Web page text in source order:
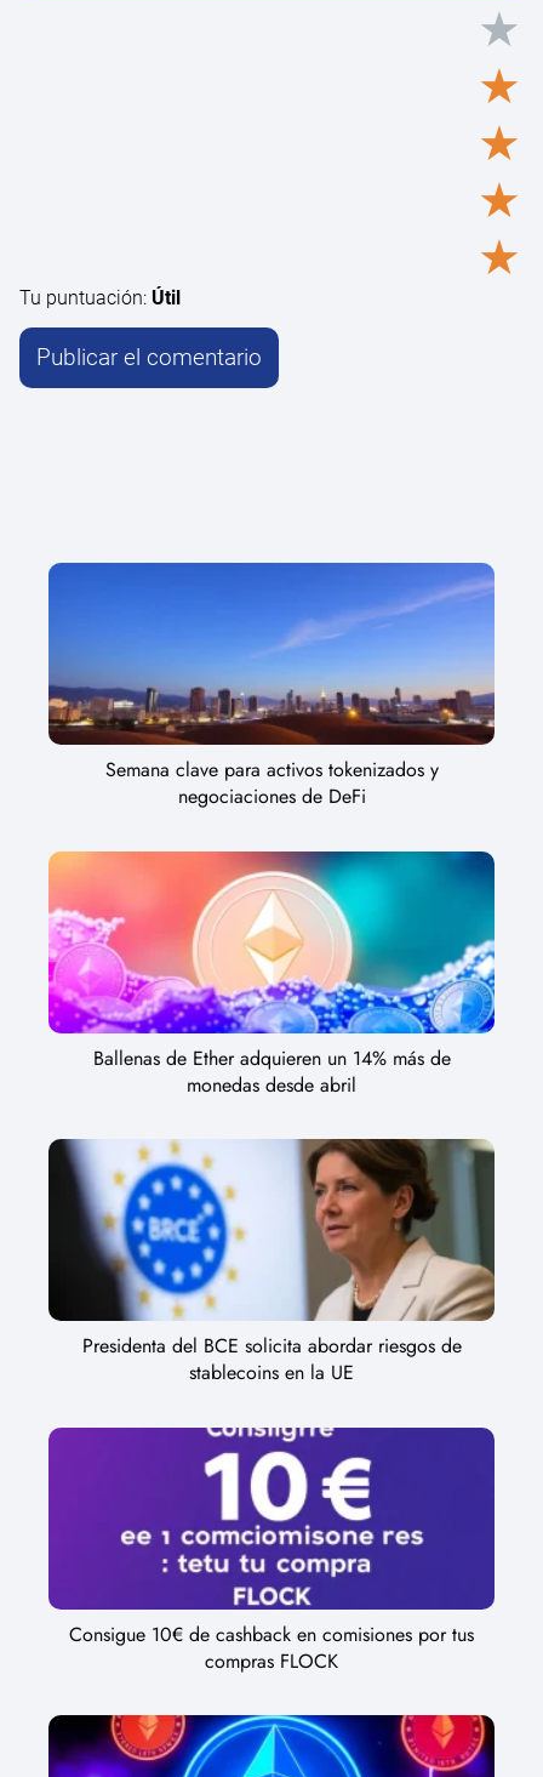
★
★
★
★
★
Tu puntuación: Útil
Semana clave para activos tokenizados y
negociaciones de DeFi
Ballenas de Ether adquieren un 14% más de
monedas desde abril
Presidenta del BCE solicita abordar riesgos de
stablecoins en la UE
Consigue 10€ de cashback en comisiones por tus
compras FLOCK